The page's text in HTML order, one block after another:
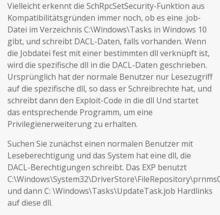
Vielleicht erkennt die SchRpcSetSecurity-Funktion aus
Kompatibilitätsgründen immer noch, ob es eine .job-
Datei im Verzeichnis C:\Windows\Tasks in Windows 10
gibt, und schreibt DACL-Daten, falls vorhanden. Wenn
die Jobdatei fest mit einer bestimmten dll verknüpft ist,
wird die spezifische dll in die DACL-Daten geschrieben.
Ursprünglich hat der normale Benutzer nur Lesezugriff
auf die spezifische dll, so dass er Schreibrechte hat, und
schreibt dann den Exploit-Code in die dll Und startet
das entsprechende Programm, um eine
Privilegienerweiterung zu erhalten.
Suchen Sie zunächst einen normalen Benutzer mit
Leseberechtigung und das System hat eine dll, die
DACL-Berechtigungen schreibt. Das EXP benutzt
und dann C: \Windows\Tasks\UpdateTask.job Hardlinks
auf diese dll.